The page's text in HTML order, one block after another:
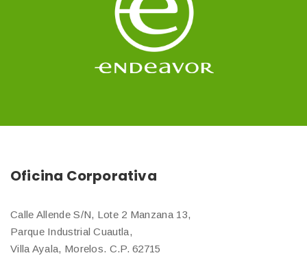
Oficina Corporativa
Calle Allende S/N, Lote 2 Manzana 13,
Parque Industrial Cuautla,
Villa Ayala, Morelos. C.P. 62715